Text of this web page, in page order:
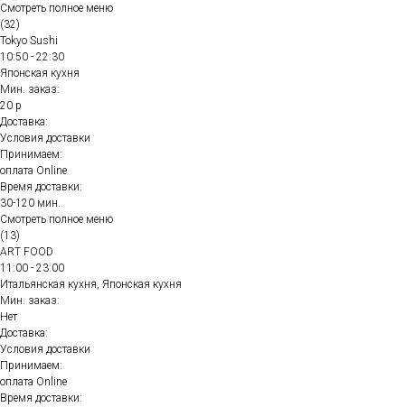
Смотреть полное меню
(32)
Tokyo Sushi
10:50 - 22:30
Японская кухня
Мин. заказ:
20 р
Доставка:
Условия доставки
Принимаем:
оплата Online
Время доставки:
30-120 мин.
Смотреть полное меню
(13)
ART FOOD
11:00 - 23:00
Итальянская кухня, Японская кухня
Мин. заказ:
Нет
Доставка:
Условия доставки
Принимаем:
оплата Online
Время доставки: